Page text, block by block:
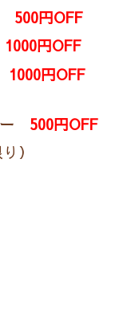
500円OFF
1000円OFF
1000円OFF
500円OFF
）